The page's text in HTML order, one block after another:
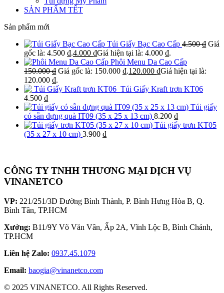
SẢN PHẨM TẾT
Sản phẩm mới
Túi Giấy Bạc Cao Cấp 4.500₫ Giá
gốc là: 4.500 ₫.4.000 ₫Giá hiện tại là: 4.000 ₫.
Phôi Menu Da Cao Cấp
150.000₫ Giá gốc là: 150.000 ₫.120.000 ₫Giá hiện tại là:
120.000 ₫.
Túi Giấy Kraft trơn KT06
4.500 ₫
Túi giấy
có sẵn đựng quà IT09 (35 x 25 x 13 cm) 8.200 ₫
Túi giấy trơn KT05
(35 x 27 x 10 cm) 3.900 ₫
CÔNG TY TNHH THƯƠNG MẠI DỊCH VỤ
VINANETCO
VP: 221/251/3D Đường Bình Thành, P. Bình Hưng Hòa B, Q.
Bình Tân, TP.HCM
Xưởng: B11/9Y Võ Văn Vân, Ấp 2A, Vĩnh Lộc B, Bình Chánh,
TP.HCM
Liên hệ Zalo: 0937.45.1079
Email: baogia@vinanetco.com
© 2025 VINANETCO. All Rights Reserved.